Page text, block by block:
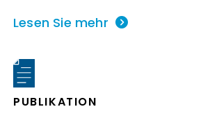
Lesen Sie mehr
PUBLIKATION